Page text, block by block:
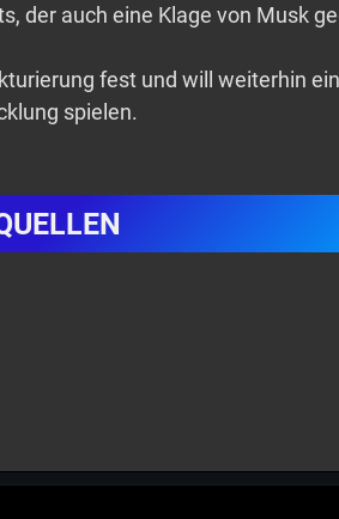
der auch eine Klage von Musk
fest und will weiterhin
spielen.